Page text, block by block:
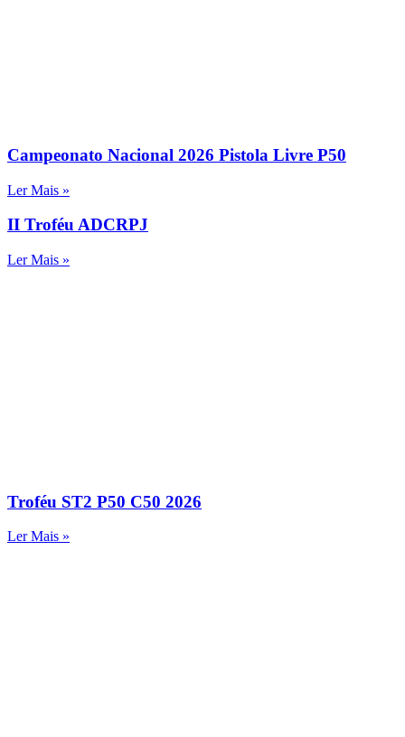
Campeonato Nacional 2026 Pistola Livre P50
Ler Mais »
II Troféu ADCRPJ
Ler Mais »
Troféu ST2 P50 C50 2026
Ler Mais »